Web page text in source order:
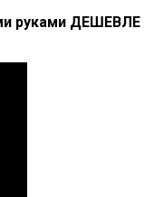
руками ДЕШЕВЛЕ